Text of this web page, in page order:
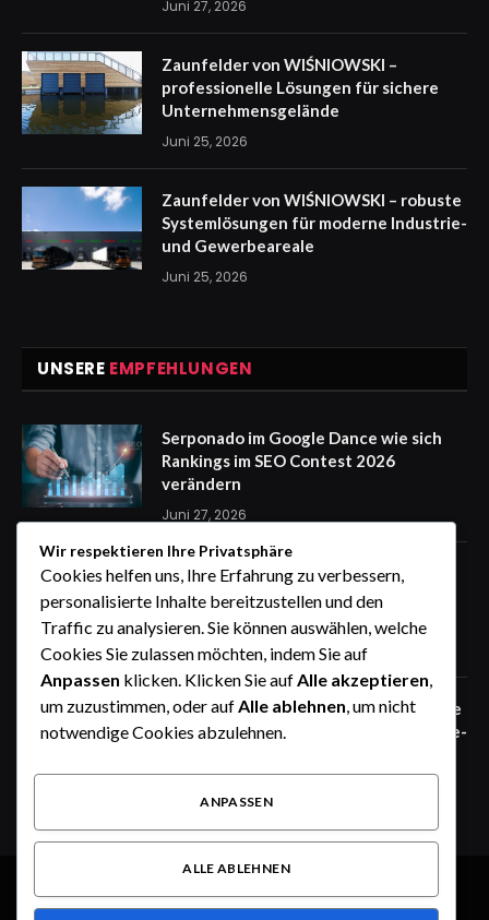
Juni 27, 2026
Zaunfelder von WIŚNIOWSKI –
professionelle Lösungen für sichere
Unternehmensgelände
Juni 25, 2026
Zaunfelder von WIŚNIOWSKI – robuste
Systemlösungen für moderne Industrie-
und Gewerbeareale
Juni 25, 2026
UNSERE EMPFEHLUNGEN
Serponado im Google Dance wie sich
Rankings im SEO Contest 2026
verändern
Juni 27, 2026
Zaunfelder von WIŚNIOWSKI –
professionelle Lösungen für sichere
Unternehmensgelände
Juni 25, 2026
Zaunfelder von WIŚNIOWSKI – robuste
Systemlösungen für moderne Industrie-
© 2026 Alle Rechte vorbehalten.Heute im Fokus
Wir respektieren Ihre Privatsphäre
Cookies helfen uns, Ihre Erfahrung zu verbessern,
personalisierte Inhalte bereitzustellen und den
Traffic zu analysieren. Sie können auswählen, welche
Cookies Sie zulassen möchten, indem Sie auf
Anpassen klicken. Klicken Sie aufAlle akzeptieren,
um zuzustimmen, oder aufAlle ablehnen, um nicht
notwendige Cookies abzulehnen.
ANPASSEN
ALLE ABLEHNEN